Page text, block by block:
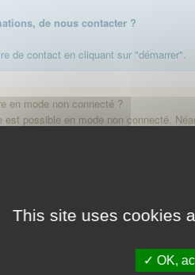
This site uses cookies
OK,
de nous contacter ?
de contact en cliquant sur "démarrer".
en mode non connecté ?
est possible en mode non connecté.
démarche.